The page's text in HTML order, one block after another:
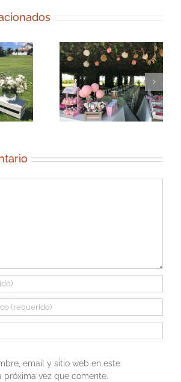
email y sitio web en este
próxima vez que comente.